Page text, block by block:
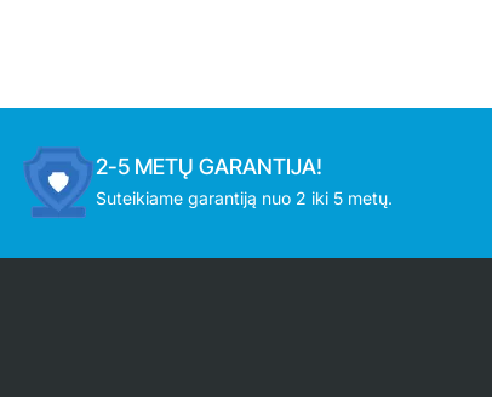
2-5 METŲ GARANTIJA!
Suteikiame garantiją nuo 2 iki 5 metų.